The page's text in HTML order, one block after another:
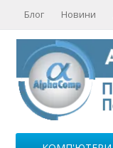
Блог Новини